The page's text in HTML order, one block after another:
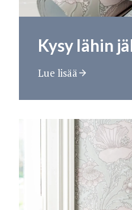
Kysy lähin
Lue lisää